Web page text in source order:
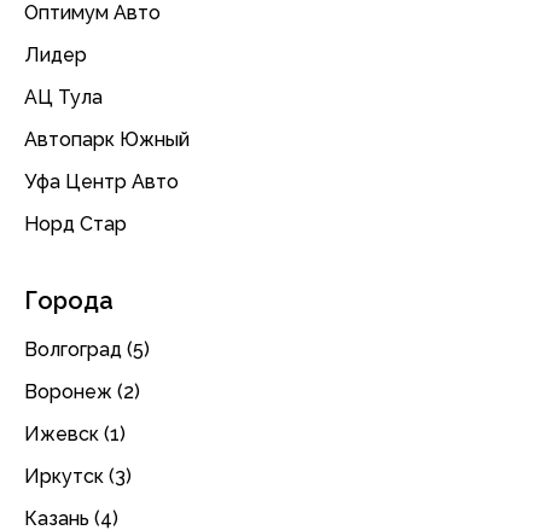
Оптимум Авто
Лидер
АЦ Тула
Автопарк Южный
Уфа Центр Авто
Норд Стар
Города
Волгоград (5)
Воронеж (2)
Ижевск (1)
Иркутск (3)
Казань (4)